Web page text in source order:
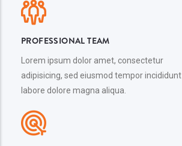
PROFESSIONAL TEAM
Lorem ipsum dolor amet, consectetur
adipisicing, sed eiusmod tempor incididunt
labore dolore magna aliqua.